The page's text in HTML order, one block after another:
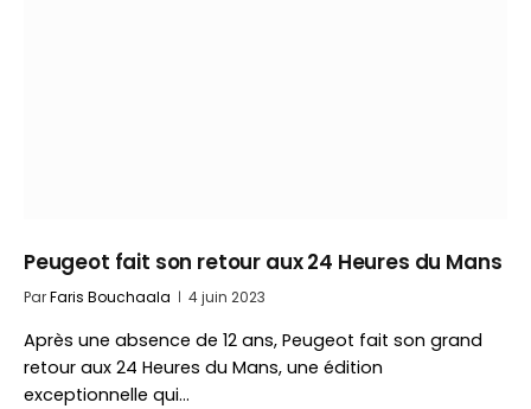
Peugeot fait son retour aux 24 Heures du Mans
ParFaris Bouchaala 4 juin 2023
Après une absence de 12 ans, Peugeot fait son grand
retour aux 24 Heures du Mans, une édition
exceptionnelle qui…